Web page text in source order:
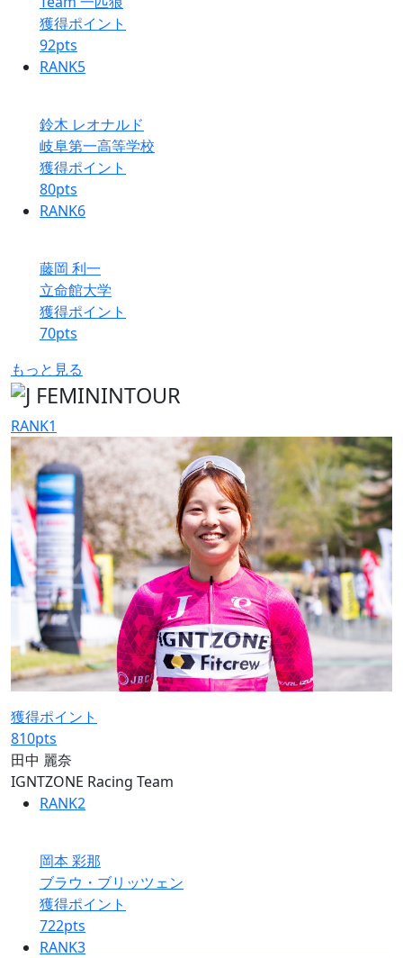
獲得ポイント
92pts
RANK5
鈴木 レオナルド
岐阜第一高等学校
獲得ポイント
80pts
RANK6
藤岡 利一
立命館大学
獲得ポイント
70pts
もっと見る
RANK1
獲得ポイント
810pts
田中 麗奈
IGNTZONE Racing Team
RANK2
岡本 彩那
ブラウ・ブリッツェン
獲得ポイント
722pts
RANK3